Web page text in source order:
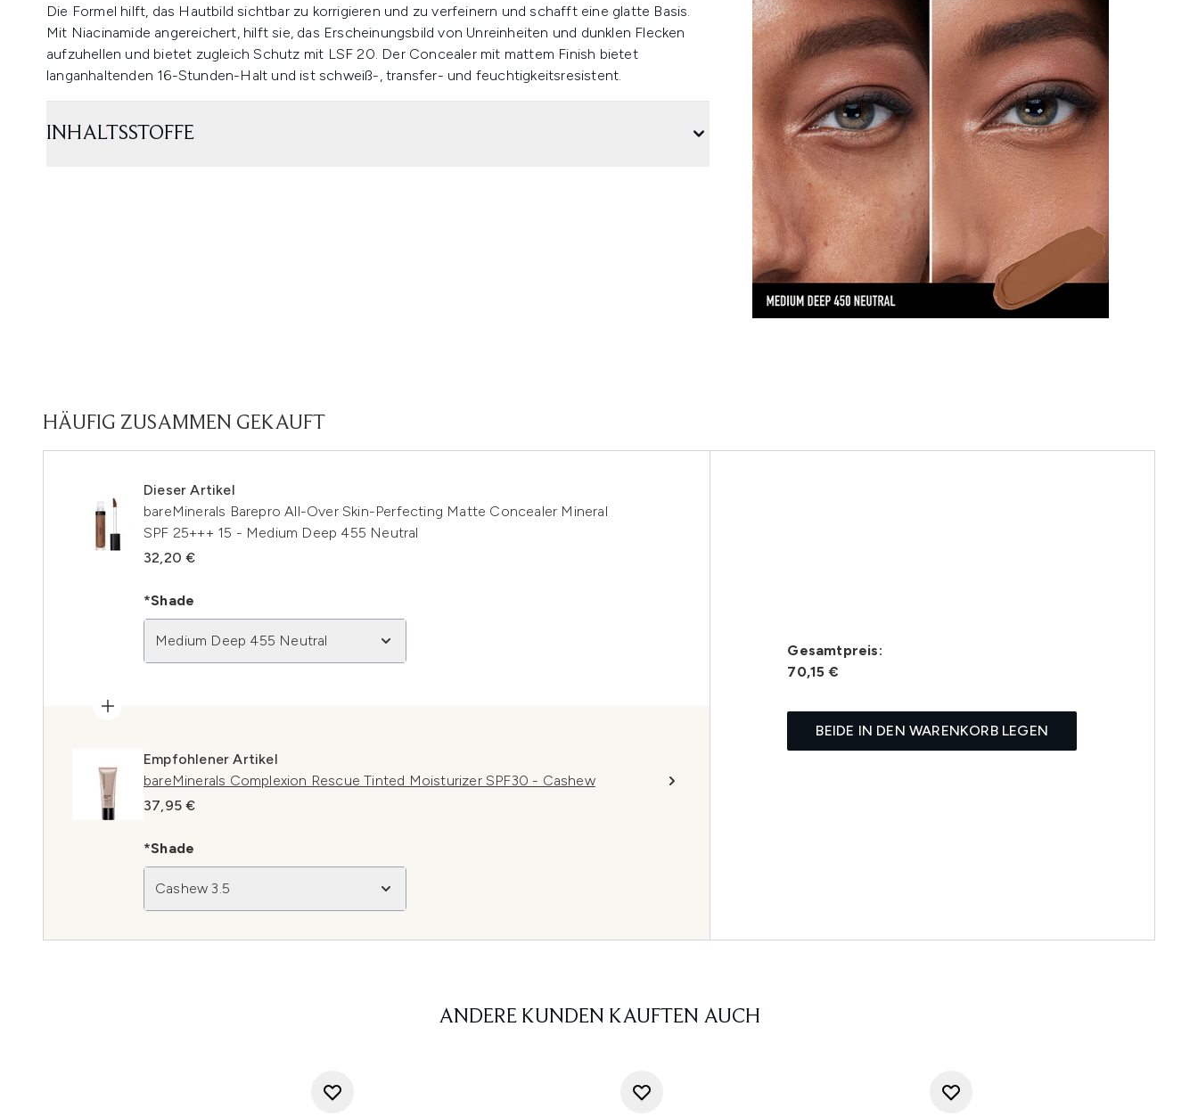
Die Formel hilft, das Hautbild sichtbar zu korrigieren und zu verfeinern und schafft eine glatte Basis.
Mit Niacinamide angereichert, hilft sie, das Erscheinungsbild von Unreinheiten und dunklen Flecken
aufzuhellen und bietet zugleich Schutz mit LSF 20. Der Concealer mit mattem Finish bietet
langanhaltenden 16-Stunden-Halt und ist schweiß-, transfer- und feuchtigkeitsresistent.
INHALTSSTOFFE
HÄUFIG ZUSAMMEN GEKAUFT
Dieser Artikel
bareMinerals Barepro All-Over Skin-Perfecting Matte Concealer Mineral
SPF 25+++ 15 - Medium Deep 455 Neutral
32,20 €
*Shade
Medium Deep 455 Neutral
Empfohlener Artikel
bareMinerals Complexion Rescue Tinted Moisturizer SPF30 - Cashew
37,95 €
*Shade
Cashew 3.5
Gesamtpreis:
70,15 €
BEIDE IN DEN WARENKORB LEGEN
ANDERE KUNDEN KAUFTEN AUCH